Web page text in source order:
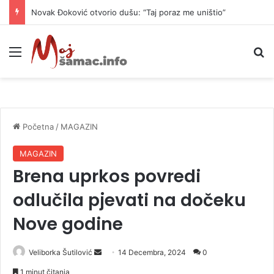
Novak Đoković otvorio dušu: “Taj poraz me uništio”
Meni
Početna / MAGAZIN
MAGAZIN
Brena uprkos povredi
odlučila pjevati na dočeku
Nove godine
Veliborka Šutilović 14 Decembra, 2024 0
1 minut čitanja